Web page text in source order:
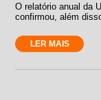
O relatório anual da
confirmou, além
LER MAIS